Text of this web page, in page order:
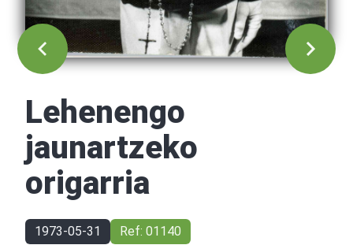
Lehenengo
jaunartzeko
origarria
1973-05-31 Ref: 01140